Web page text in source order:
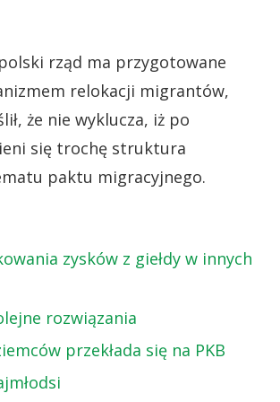
rząd ma przygotowane
relokacji migrantów,
że nie wyklucza, iż po
się trochę struktura
paktu migracyjnego.
zysków z giełdy w innych
rozwiązania
przekłada się na PKB